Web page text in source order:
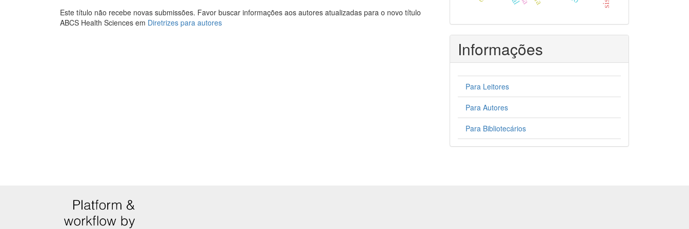
Este título não recebe novas submissões. Favor buscar informações aos autores atualizadas para o novo título
ABCS Health Sciences em Diretrizes para autores
Informações
Para Leitores
Para Autores
Para Bibliotecários